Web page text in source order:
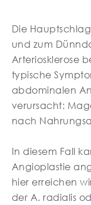
Die
und zum
Arteriosklerose
typische
abdominalen
verursacht:
nach
In diesem Fall
Angioplastie
hier erreichen
der A. radialis